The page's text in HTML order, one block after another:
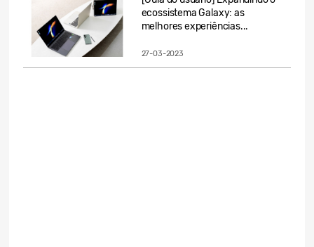
ecossistema Galaxy: as
melhores experiências...
27-03-2023